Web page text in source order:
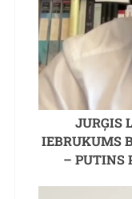
JURĢIS
IEBRUKUMS
– PUTINS